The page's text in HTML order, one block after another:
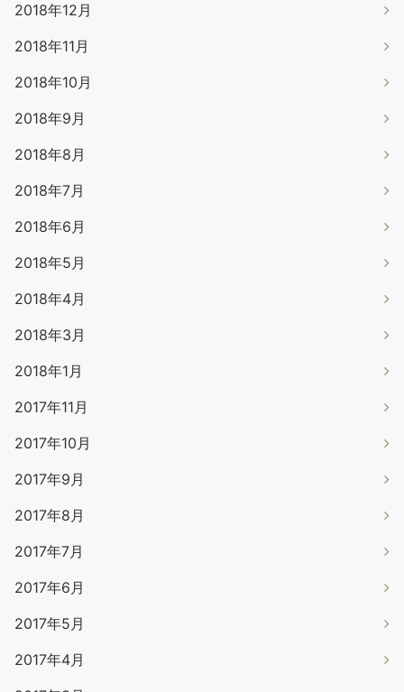
2018年12月
2018年11月
2018年10月
2018年9月
2018年8月
2018年7月
2018年6月
2018年5月
2018年4月
2018年3月
2018年1月
2017年11月
2017年10月
2017年9月
2017年8月
2017年7月
2017年6月
2017年5月
2017年4月